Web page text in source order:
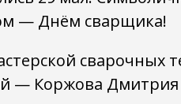
— Днём сварщика!
сварочных
— Коржова